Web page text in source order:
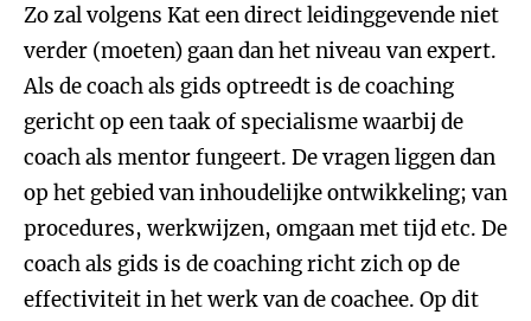
Zo zal volgens Kat een direct leidinggevende niet
verder (moeten) gaan dan het niveau van expert.
Als de coach als gids optreedt is de coaching
gericht op een taak of specialisme waarbij de
coach als mentor fungeert. De vragen liggen dan
op het gebied van inhoudelijke ontwikkeling; van
procedures, werkwijzen, omgaan met tijd etc. De
coach als gids is de coaching richt zich op de
effectiviteit in het werk van de coachee. Op dit